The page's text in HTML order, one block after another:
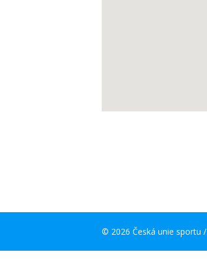
© 2026 Česká unie sportu /